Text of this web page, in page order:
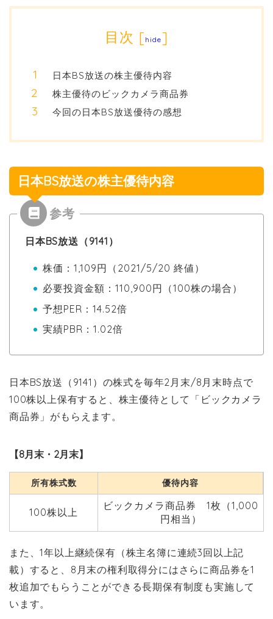
目次 [hide]
日本BS放送の株主優待内容
株主優待のビックカメラ商品券
今回の日本BS放送優待の感想
日本BS放送の株主優待内容
日本BS放送（9141）
株価：1,109円（2021/5/20 終値）
必要投資金額：110,900円（100株の場合）
予想PER：14.52倍
実績PBR：1.02倍
日本BS放送（9141）の株式を毎年2月末/8月末時点で
100株以上保有すると、株主優待として「ビックカメラ
商品券」がもらえます。
【8月末・2月末】
所有株式数 優待内容
100株以上
ビックカメラ商品券 1枚（1,000
円相当）
また、1年以上継続保有（株主名簿に連続3回以上記
載）すると、8月末の権利取得分にはさらに商品券を1
枚追加でもらうことができる長期保有制度も実施して
います。